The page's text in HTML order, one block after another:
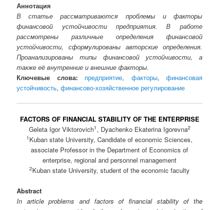
Аннотация
В статье рассматриваются проблемы и факторы
финансовой устойчивости предприятия. В работе
рассмотрены различные определения финансовой
устойчивости, сформулированы авторские определения.
Проанализированы типы финансовой устойчивости, а
также её внутренние и внешние факторы.
Ключевые слова:
предприятие, факторы, финансовая
устойчивость,финансово-хозяйственное регулирование
FACTORS OF FINANCIAL STABILITY OF THE ENTERPRISE
Geleta Igor Viktorovich1 , Dyachenko Ekaterina Igorevna2
1 Kuban state University, Candidate of economic Sciences,
associate Professor in the Department of Economics of
enterprise, regional and personnel management
2Kuban state University, student of the economic faculty
Abstract
In article problems and factors of financial stability of the